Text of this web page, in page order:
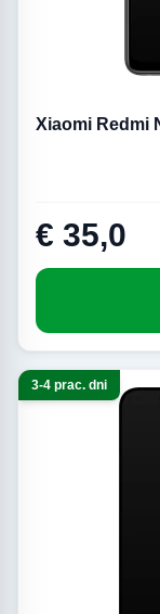
Xiaomi Redmi
€ 35,0
3-4 prac. dni